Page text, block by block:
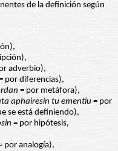
de la definición según
adverbio),
por diferencias),
= por metáfora),
aphairesin tu ementiu= por
se está definiendo),
= por hipótesis,
por analogía),